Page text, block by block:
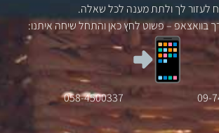
לעזור לך ולתת מענה לכל שאלה.
בוואצאפ – פשוט לחץ כאן והתחל שיחה איתנו:
09-
058
-4500337